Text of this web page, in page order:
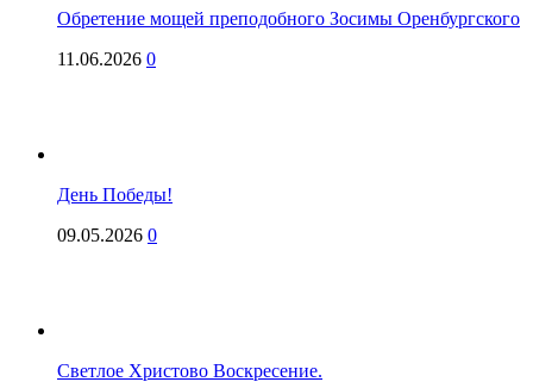
Обретение мощей преподобного Зосимы Оренбургского
11.06.2026 0
День Победы!
09.05.2026 0
Светлое Христово Воскресение.